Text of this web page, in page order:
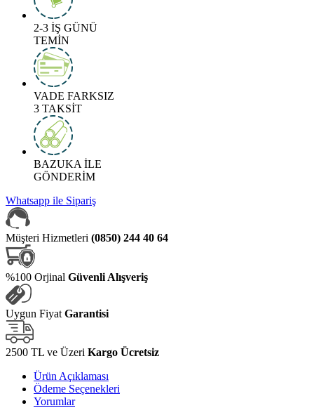
2-3 İŞ GÜNÜ
TEMİN
VADE FARKSIZ
3 TAKSİT
BAZUKA İLE
GÖNDERİM
Whatsapp ile Sipariş
Müşteri Hizmetleri (0850) 244 40 64
%100 Orjinal Güvenli Alışveriş
Uygun Fiyat Garantisi
2500 TL ve Üzeri Kargo Ücretsiz
Ürün Açıklaması
Ödeme Seçenekleri
Yorumlar